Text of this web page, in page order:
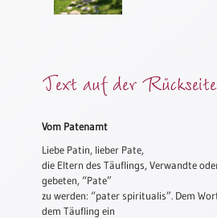
Taufe
Schulanfang
Text auf der Rückseite
Vom Patenamt
Liebe Patin, lieber Pate,
die Eltern des Täuflings, Verwandte
gebeten, “Pate”
zu werden: “pater spiritualis”. Dem
dem Täufling ein